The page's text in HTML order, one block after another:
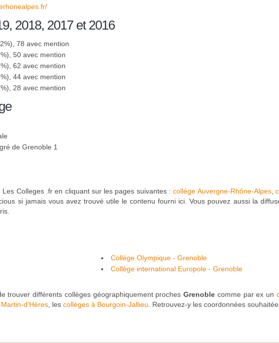
2018, 2017 et 2016
78 avec mention
50 avec mention
62 avec mention
44 avec mention
28 avec mention
de Grenoble 1
Les Colleges .fr en cliquant sur les pages suivantes :collège Auvergne-Rhône-Alpes,
si jamais vous avez trouvé utile le contenu fourni ici. Vous pouvez aussi la
Collège Olympique - Grenoble
Collège international Europole - Grenoble
trouver différents collèges géographiquement proches Grenoble comme par ex un
d'Hères , les collèges à Bourgoin-Jallieu . Retrouvez-y les coordonnées